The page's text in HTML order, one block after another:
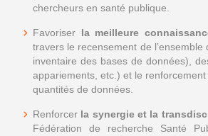
chercheurs en santé publique.
Favoriser la meilleure
travers le recensement de
inventaire des bases de données),
appariements, etc.) et le
quantités de données.
Renforcer la synergie et la
Fédération de recherche Santé